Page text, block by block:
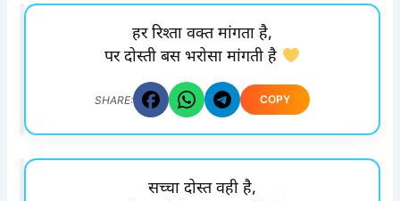
हर रिश्ता वक्त मांगता है,
पर दोस्ती बस भरोसा मांगती है
SHARE: COPY
सच्चा दोस्त वही है,